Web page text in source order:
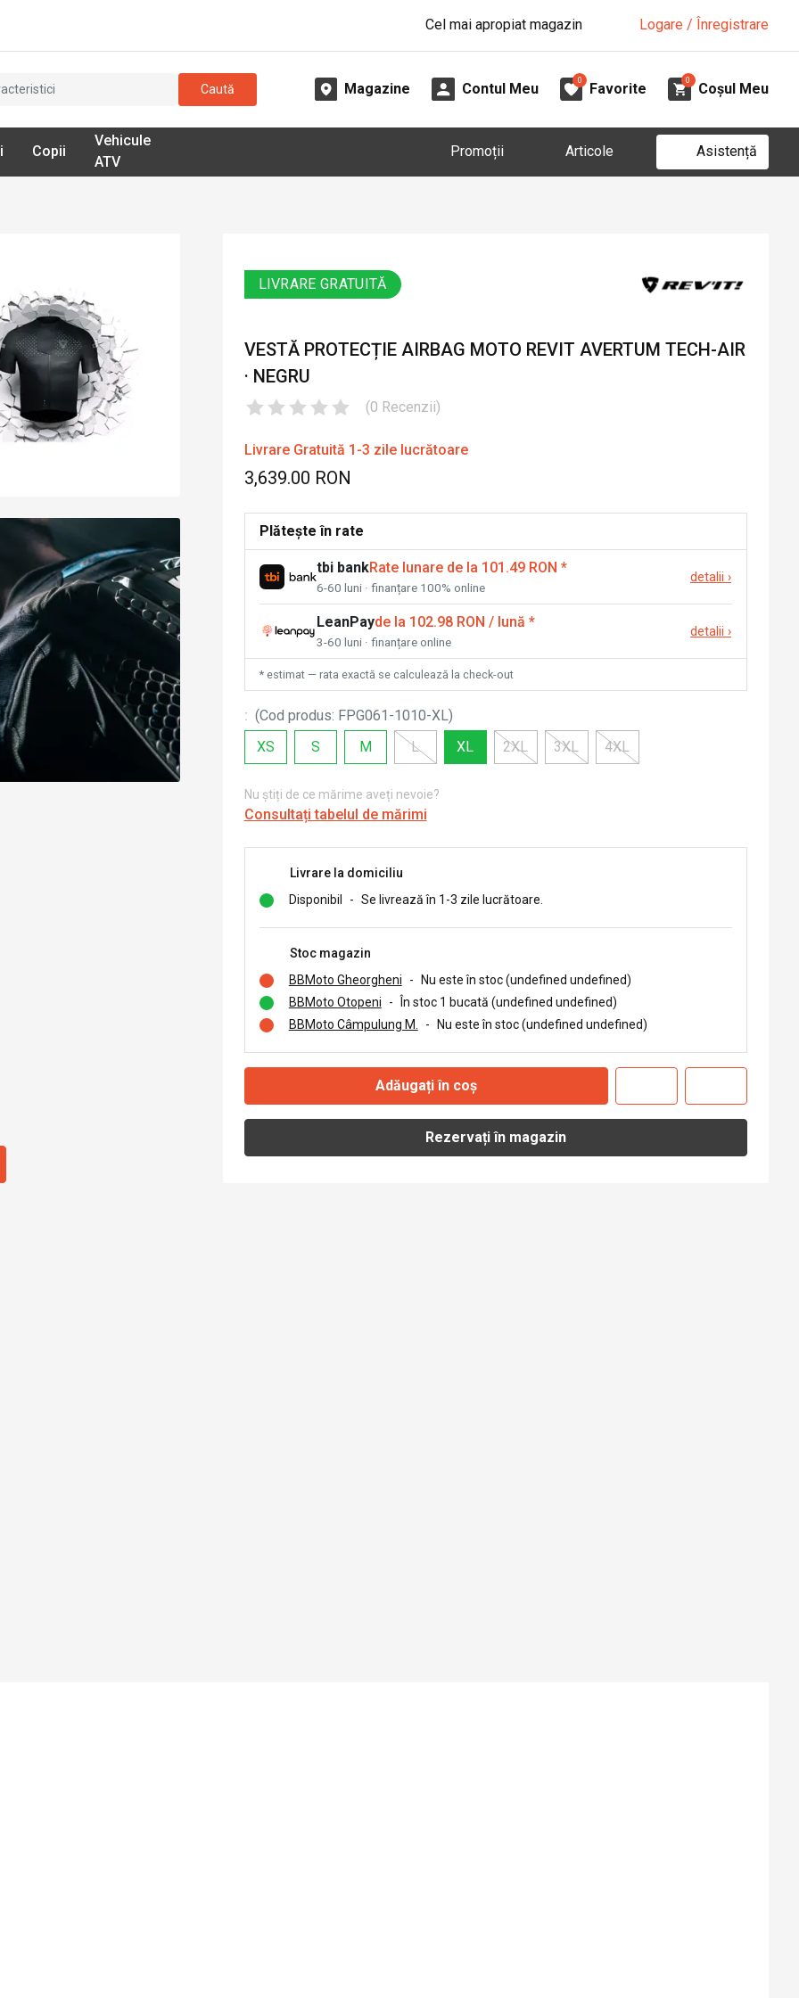
Cel mai apropiat magazin Logare / Înregistrare
Caută Magazine Contul Meu
0
Favorite
0
Coșul Meu
Copii
Vehicule
ATV
Promoții Articole Asistență
LIVRARE GRATUITĂ
VESTĂ PROTECȚIE AIRBAG MOTO REVIT AVERTUM TECH-AIR
· NEGRU
(0 Recenzii)
Livrare Gratuită 1-3 zile lucrătoare
3,639.00 RON
Plătește în rate
tbi bankRate lunare de la 101.49 RON *
6-60 luni · finanțare 100% online
detalii ›
LeanPayde la 102.98 RON / lună *
3-60 luni · finanțare online
detalii ›
* estimat — rata exactă se calculează la check-out
: (Cod produs: FPG061-1010-XL)
XS
S M L XL 2XL 3XL 4XL
Nu știți de ce mărime aveți nevoie?
Consultați tabelul de mărimi
Livrare la domiciliu
Disponibil
- Se livrează în 1-3 zile lucrătoare.
Stoc magazin
BBMoto Gheorgheni
-
Nu este în stoc (undefined undefined)
BBMoto Otopeni
-
În stoc 1 bucată (undefined undefined)
BBMoto Câmpulung M.
- Nu este în stoc (undefined undefined)
Adăugați în coș
Rezervați în magazin